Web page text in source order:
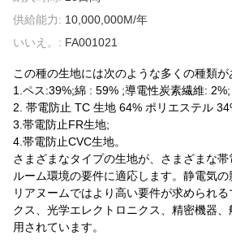
供給能力: 10,000,000M/年
いいえ。: FA001021
この種の生地には次のような多くの種類が
1.ペス:39%;綿 : 59% ;導電性炭素繊維: 2%;
2. 帯電防止 TC 生地 64% ポリエステル
3.帯電防止FR生地;
4.帯電防止CVC生地。
さまざまなタイプの生地が、さまざまな
ルーム環境の要件に適応します。静電気
リアヌームではより高い要件が求められ
クス、光学エレクトロニクス、精密機器
用されています。